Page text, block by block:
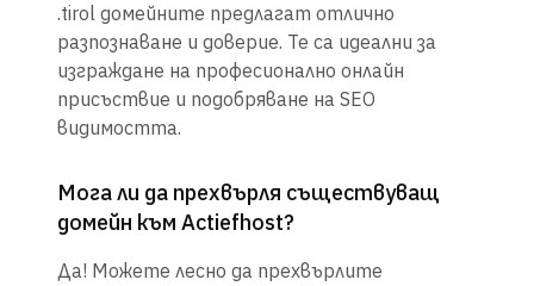
.tirol домейните предлагат отлично
разпознаване и доверие. Те са идеални за
изграждане на професионално онлайн
присъствие и подобряване на SEO
видимостта.
Мога ли да прехвърля съществуващ
домейн към Actiefhost?
Да! Можете лесно да прехвърлите